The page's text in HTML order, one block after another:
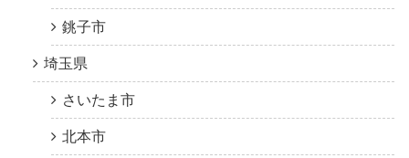
銚子市
埼玉県
さいたま市
北本市